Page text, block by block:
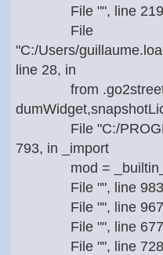
File "", line 219, in
File
"C:/Users/
line 28, in
from
File "C:/
793, in _import
mod =
File "", line 983,
File "", line 967, in
File "", line 677,
File "", line 728,